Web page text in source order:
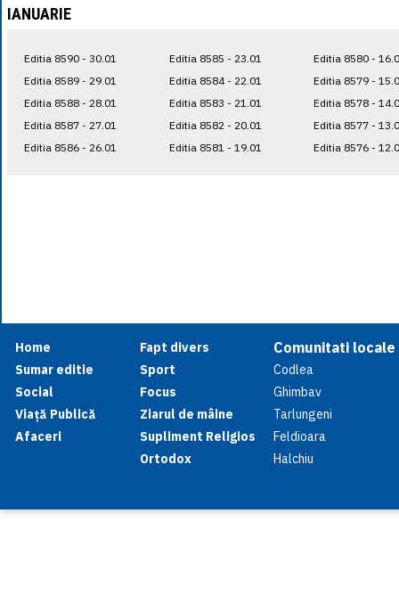
IANUARIE
Editia 8590 - 30.01
Editia 8589 - 29.01
Editia 8588 - 28.01
Editia 8587 - 27.01
Editia 8586 - 26.01
Editia 8585 - 23.01
Editia 8584 - 22.01
Editia 8583 - 21.01
Editia 8582 - 20.01
Editia 8581 - 19.01
Editia 8580 -
Editia 8579 -
Editia 8578 -
Editia 8577 -
Editia 8576 -
Home
Sumar editie
Social
Viață Publică
Afaceri
Fapt divers
Sport
Focus
Ziarul de mâine
Supliment Religios
Ortodox
Comunitati locale
Codlea
Ghimbav
Tarlungeni
Feldioara
Halchiu